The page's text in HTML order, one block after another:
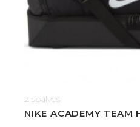
2 spalvos
NIKE ACADEMY TEAM